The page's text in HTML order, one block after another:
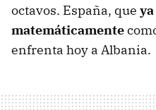
octavos. España, que
matemáticamente
enfrenta hoy a Albania.